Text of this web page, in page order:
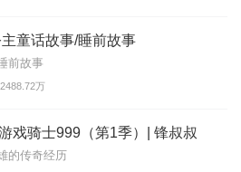
童话故事/睡前故事
前故事
2488.72万
戏骑士999（第1季）| 锋叔叔
的传奇经历